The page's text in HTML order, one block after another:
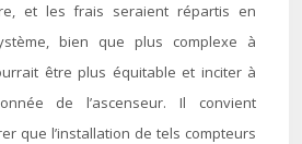
et les frais seraient répartis en
bien que plus complexe à
être plus équitable et inciter à
de l’ascenseur. Il convient
que l’installation de tels compteurs